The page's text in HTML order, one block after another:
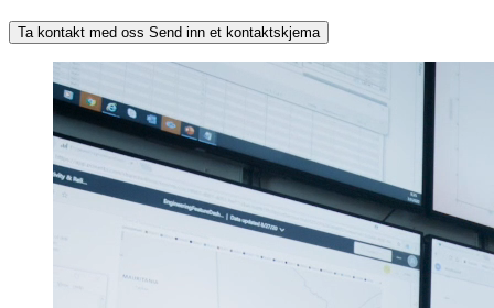
Ta kontakt med oss Send inn et kontaktskjema